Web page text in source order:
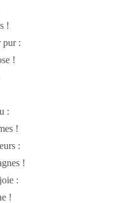
!
pur :
!
:
!
:
!
:
!